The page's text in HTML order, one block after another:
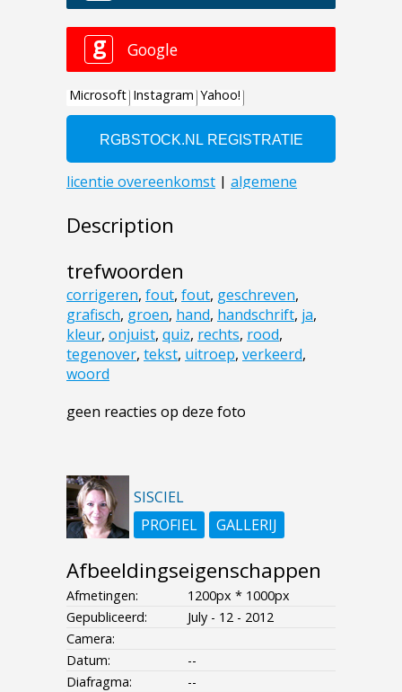
Description
trefwoorden
corrigeren, fout, fout, geschreven,
grafisch, groen, hand, handschrift, ja,
kleur, onjuist, quiz, rechts, rood,
tegenover, tekst, uitroep, verkeerd,
woord
geen reacties op deze foto
SISCIEL
PROFIEL
GALLERIJ
Afbeeldingseigenschappen
Afmetingen:
1200px * 1000px
Gepubliceerd:
July - 12 - 2012
Camera:
Datum:
--
Diafragma:
--